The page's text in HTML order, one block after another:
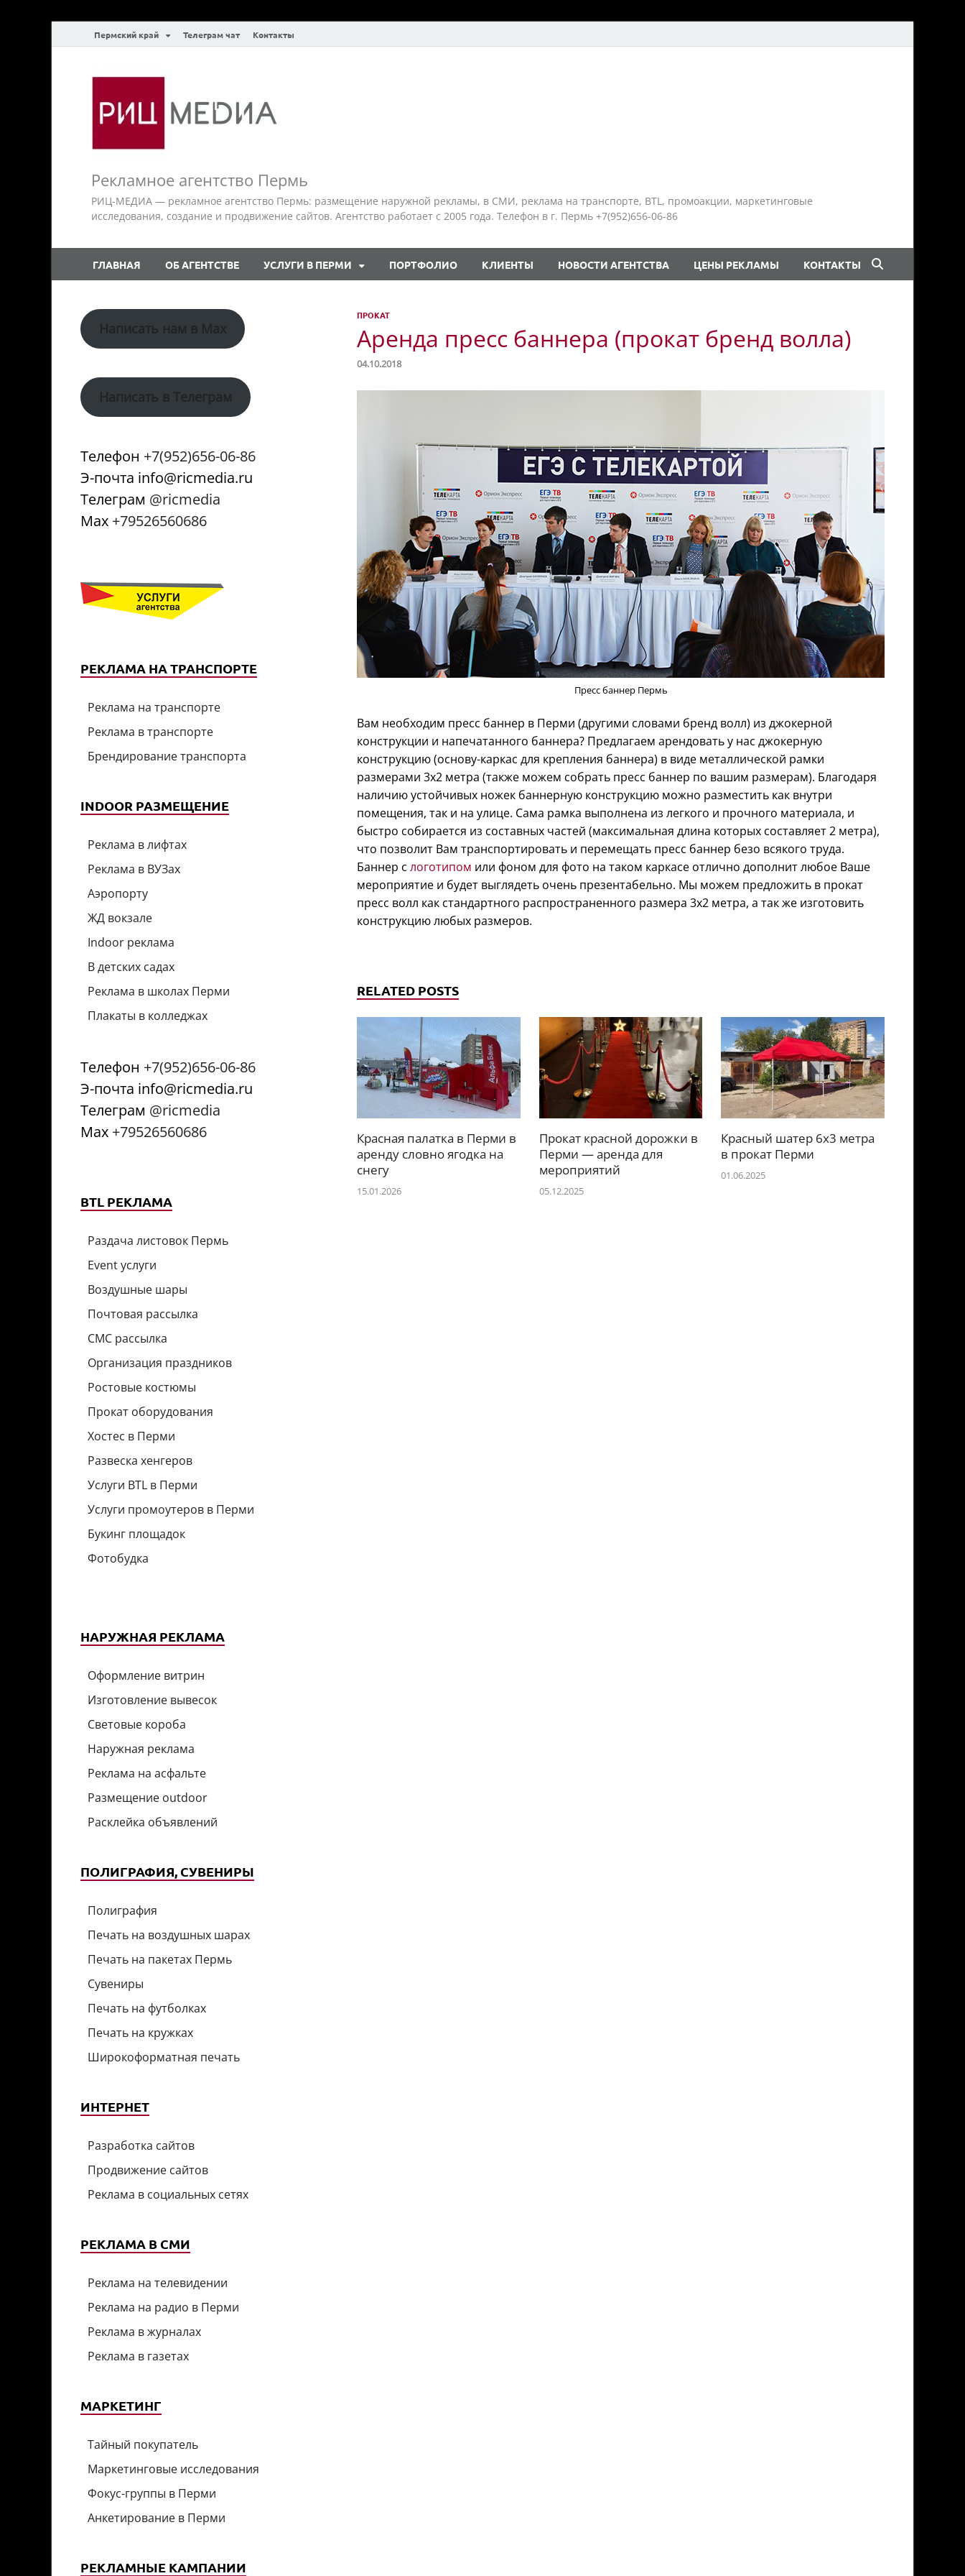
Пермский край Телеграм чат Контакты
Рекламное агентство Пермь
РИЦ-МЕДИА — рекламное агентство Пермь: размещение наружной рекламы, в СМИ, реклама на транспорте, BTL, промоакции, маркетинговые
исследования, создание и продвижение сайтов. Агентство работает с 2005 года. Телефон в г. Пермь +7(952)656-06-86
ГЛАВНАЯ ОБ АГЕНТСТВЕ УСЛУГИ В ПЕРМИ ПОРТФОЛИО КЛИЕНТЫ НОВОСТИ АГЕНТСТВА ЦЕНЫ РЕКЛАМЫ КОНТАКТЫ
ПРОКАТ
Аренда пресс баннера (прокат бренд волла)
04.10.2018
Пресс баннер Пермь
Вам необходим пресс баннер в Перми (другими словами бренд волл) из джокерной
конструкции и напечатанного баннера? Предлагаем арендовать у нас джокерную
конструкцию (основу-каркас для крепления баннера) в виде металлической рамки
размерами 3х2 метра (также можем собрать пресс баннер по вашим размерам). Благодаря
наличию устойчивых ножек баннерную конструкцию можно разместить как внутри
помещения, так и на улице. Сама рамка выполнена из легкого и прочного материала, и
быстро собирается из составных частей (максимальная длина которых составляет 2 метра),
что позволит Вам транспортировать и перемещать пресс баннер безо всякого труда.
Баннер с логотипом или фоном для фото на таком каркасе отлично дополнит любое Ваше
мероприятие и будет выглядеть очень презентабельно. Мы можем предложить в прокат
пресс волл как стандартного распространенного размера 3х2 метра, а так же изготовить
конструкцию любых размеров.
RELATED POSTS
Красная палатка в Перми в
аренду словно ягодка на
снегу
15.01.2026
Прокат красной дорожки в
Перми — аренда для
мероприятий
05.12.2025
Красный шатер 6х3 метра
в прокат Перми
01.06.2025
Написать нам в Max
Написать в Телеграм
Телефон +7(952)656-06-86
Э-почта info@ricmedia.ru
Телеграм @ricmedia
Мах +79526560686
РЕКЛАМА НА ТРАНСПОРТЕ
Реклама на транспорте
Реклама в транспорте
Брендирование транспорта
INDOOR РАЗМЕЩЕНИЕ
Реклама в лифтах
Реклама в ВУЗах
Аэропорту
ЖД вокзале
Indoor реклама
В детских садах
Реклама в школах Перми
Плакаты в колледжах
Телефон +7(952)656-06-86
Э-почта info@ricmedia.ru
Телеграм @ricmedia
Мах +79526560686
BTL РЕКЛАМА
Раздача листовок Пермь
Event услуги
Воздушные шары
Почтовая рассылка
СМС рассылка
Организация праздников
Ростовые костюмы
Прокат оборудования
Хостес в Перми
Развеска хенгеров
Услуги BTL в Перми
Услуги промоутеров в Перми
Букинг площадок
Фотобудка
НАРУЖНАЯ РЕКЛАМА
Оформление витрин
Изготовление вывесок
Световые короба
Наружная реклама
Реклама на асфальте
Размещение outdoor
Расклейка объявлений
ПОЛИГРАФИЯ, СУВЕНИРЫ
Полиграфия
Печать на воздушных шарах
Печать на пакетах Пермь
Сувениры
Печать на футболках
Печать на кружках
Широкоформатная печать
ИНТЕРНЕТ
Разработка сайтов
Продвижение сайтов
Реклама в социальных сетях
РЕКЛАМА В СМИ
Реклама на телевидении
Реклама на радио в Перми
Реклама в журналах
Реклама в газетах
МАРКЕТИНГ
Тайный покупатель
Маркетинговые исследования
Фокус-группы в Перми
Анкетирование в Перми
РЕКЛАМНЫЕ КАМПАНИИ